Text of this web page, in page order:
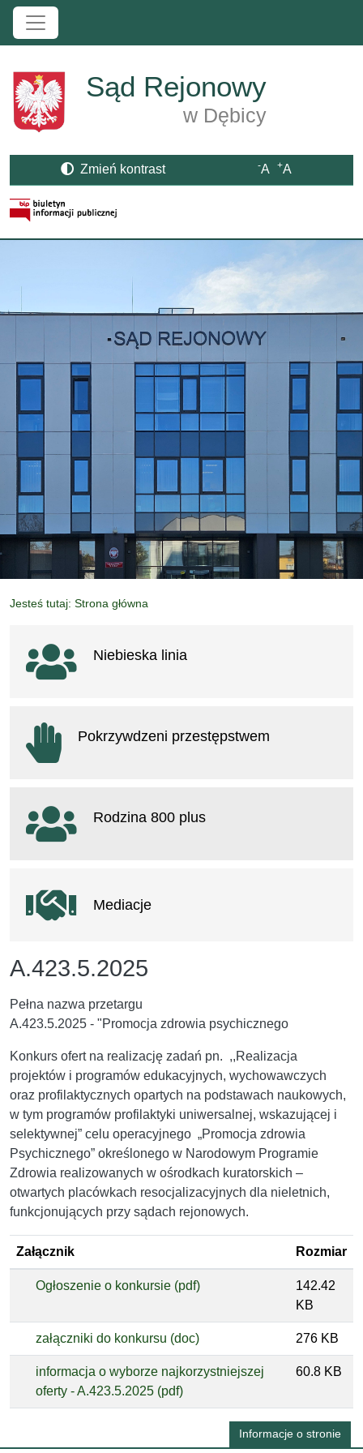
Przejdź do treści
Sąd Rejonowy
w Dębicy
Zmień kontrast -A +A
Strona BIP otwiera się w nowym oknie
Jesteś tutaj: Strona główna
A.423.5.2025
Pełna nazwa przetargu
A.423.5.2025 - "Promocja zdrowia psychicznego
Konkurs ofert na realizację zadań pn. ,,Realizacja
projektów i programów edukacyjnych, wychowawczych
oraz profilaktycznych opartych na podstawach naukowych,
w tym programów profilaktyki uniwersalnej, wskazującej i
selektywnej” celu operacyjnego „Promocja zdrowia
Psychicznego” określonego w Narodowym Programie
Zdrowia realizowanych w ośrodkach kuratorskich –
otwartych placówkach resocjalizacyjnych dla nieletnich,
funkcjonujących przy sądach rejonowych.
Załącznik Rozmiar
Ogłoszenie o konkursie (pdf)
142.42
KB
załączniki do konkursu (doc) 276 KB
informacja o wyborze najkorzystniejszej
oferty - A.423.5.2025 (pdf)
60.8 KB
Ważne linki
Niebieska linia
Pokrzywdzeni przestępstwem
Rodzina 800 plus
Mediacje
Informacje o stronie